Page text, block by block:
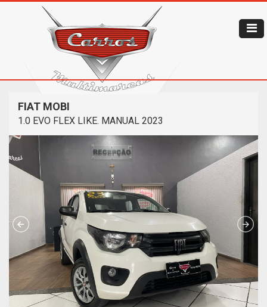
FIAT MOBI
1.0 EVO FLEX LIKE. MANUAL 2023